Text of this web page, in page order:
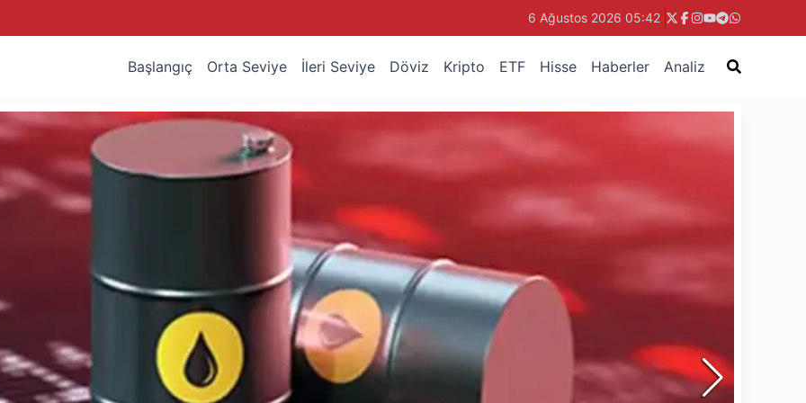
6 Ağustos 2026 05:42
Başlangıç Orta Seviye İleri Seviye Döviz Kripto ETF Hisse Haberler Analiz